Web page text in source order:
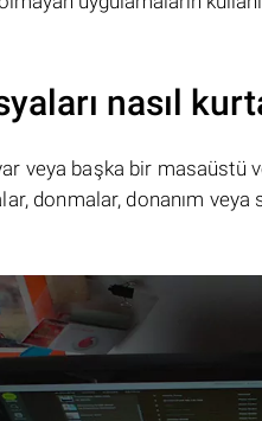
nasıl
veya başka bir masaüstü
donmalar, donanım